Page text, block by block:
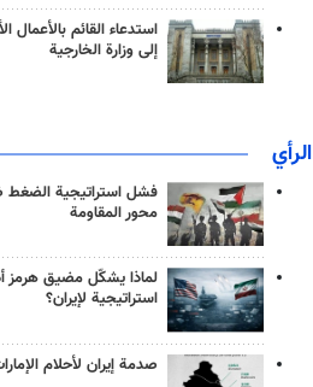
استدعاء القائم بالأعمال
إلى وزارة الخارجية
الرأي
فشل استراتيجية
محور المقاومة
لماذا يشكّل مضيق هرمز
استراتيجية لإيران؟
صدمة إيران لأحلام